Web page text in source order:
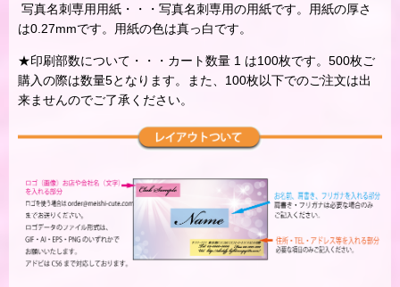
写真名刺専用用紙・・・写真名刺専用の用紙です。用紙の厚さ
は0.27mmです。用紙の色は真っ白です。
★印刷部数について・・・カート数量 1 は100枚です。500枚ご
購入の際は数量5となります。また、100枚以下でのご注文は出
来ませんのでご了承ください。